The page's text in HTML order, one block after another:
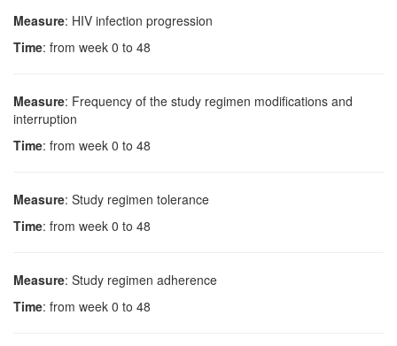
Measure: HIV infection progression
Time: from week 0 to 48
Measure: Frequency of the study regimen modifications and
interruption
Time: from week 0 to 48
Measure: Study regimen tolerance
Time: from week 0 to 48
Measure: Study regimen adherence
Time: from week 0 to 48